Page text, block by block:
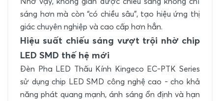
sáng hơn mà còn “có chiều sâu”, tạo hiệu ứng thị
giác chuyên nghiệp và cao cấp hơn hẳn.
Hiệu suất chiếu sáng vượt trội nhờ chip
LED SMD thế hệ mới
Đèn Pha LED Thấu Kính Kingeco EC-PTK Series
sử dụng chip LED SMD công nghệ cao - cho khả
năng phát quang mạnh, ánh sáng ổn định và hạn